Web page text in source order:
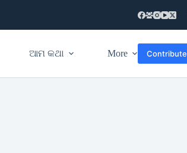
ଆମ କଥା More Contribute